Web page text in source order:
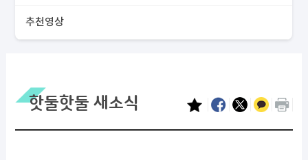
추천영상
핫둘핫둘 새소식